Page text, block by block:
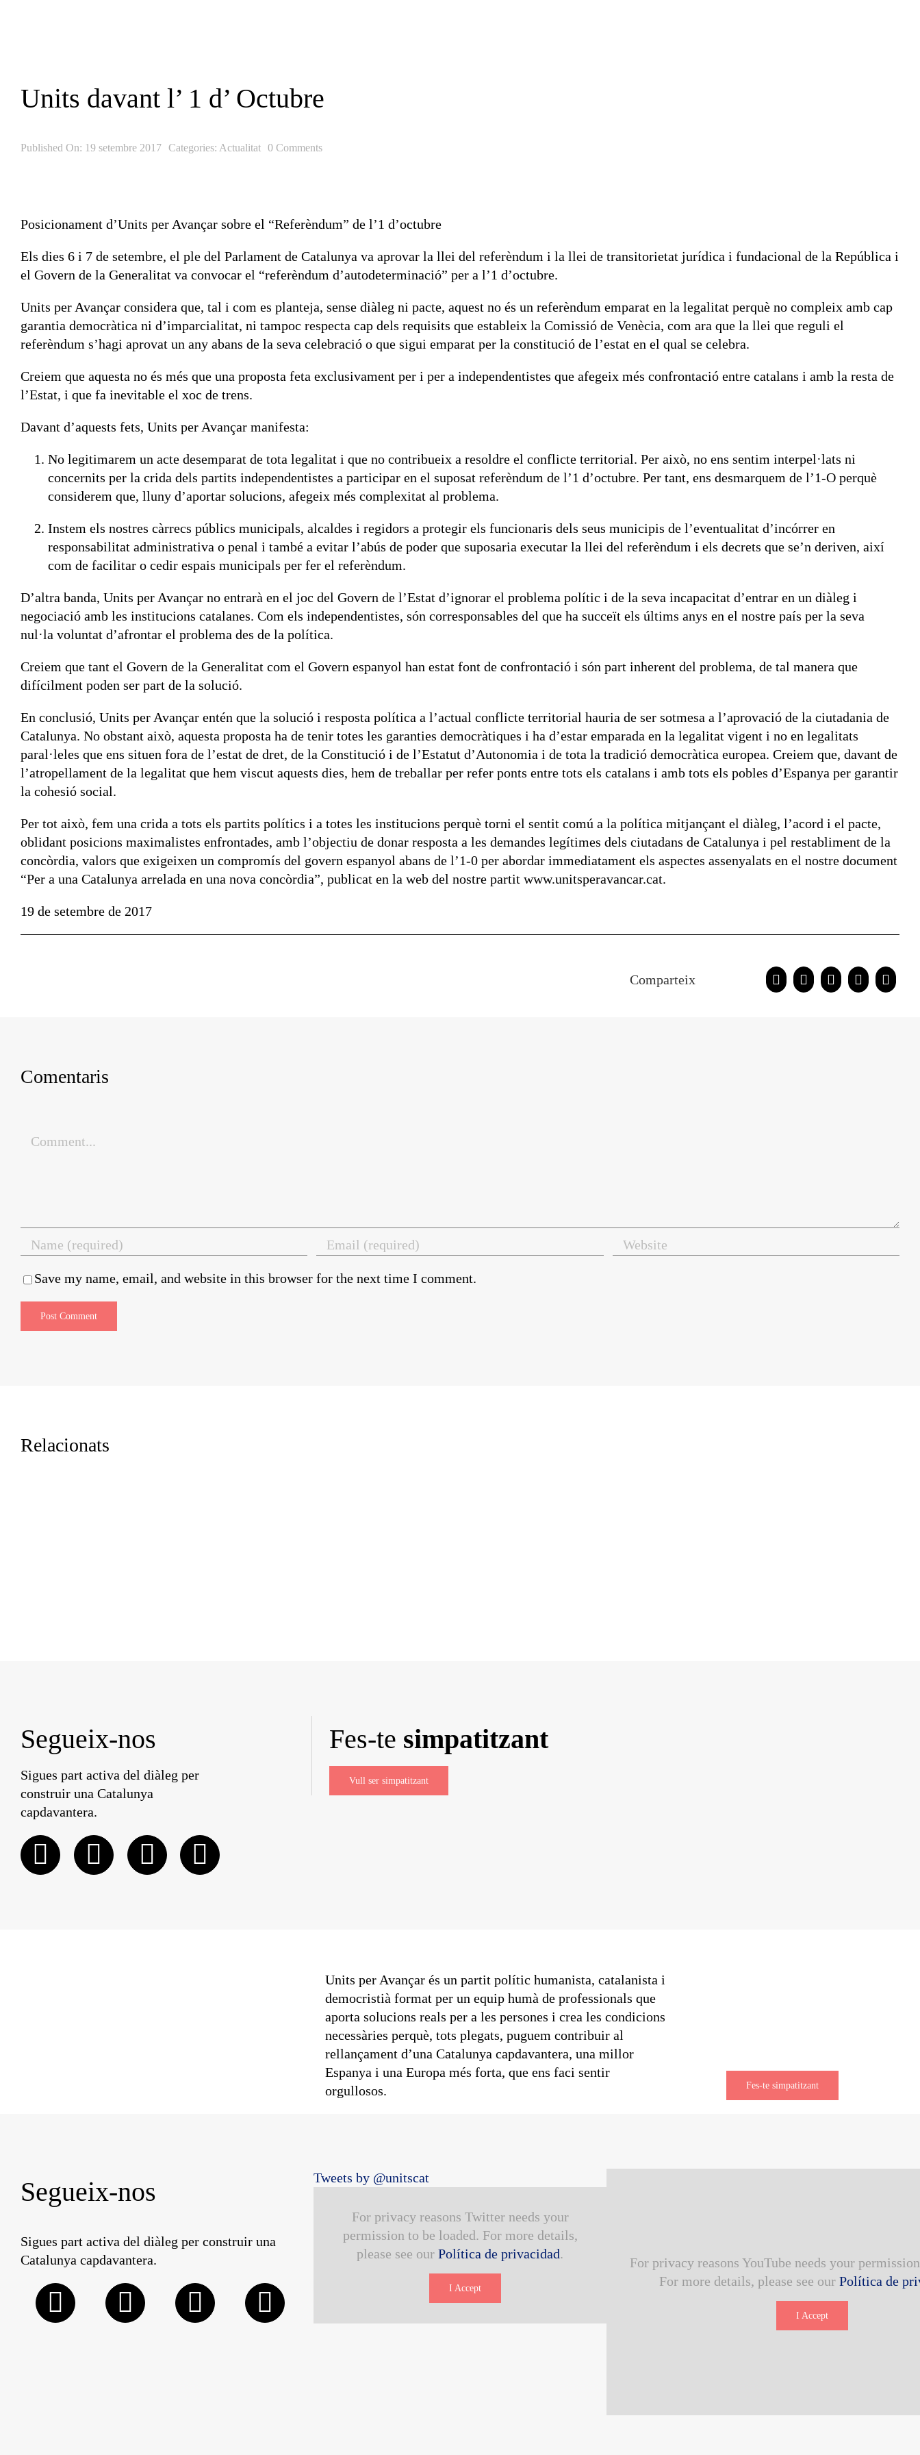
Units davant l’ 1 d’ Octubre
Published On: 19 setembre 2017 Categories: Actualitat 0 Comments
Posicionament d’Units per Avançar sobre el “Referèndum” de l’1 d’octubre
Els dies 6 i 7 de setembre, el ple del Parlament de Catalunya va aprovar la llei del referèndum i la llei de transitorietat jurídica i fundacional de la República i
el Govern de la Generalitat va convocar el “referèndum d’autodeterminació” per a l’1 d’octubre.
Units per Avançar considera que, tal i com es planteja, sense diàleg ni pacte, aquest no és un referèndum emparat en la legalitat perquè no compleix amb cap
garantia democràtica ni d’imparcialitat, ni tampoc respecta cap dels requisits que estableix la Comissió de Venècia, com ara que la llei que reguli el
referèndum s’hagi aprovat un any abans de la seva celebració o que sigui emparat per la constitució de l’estat en el qual se celebra.
Creiem que aquesta no és més que una proposta feta exclusivament per i per a independentistes que afegeix més confrontació entre catalans i amb la resta de
l’Estat, i que fa inevitable el xoc de trens.
Davant d’aquests fets, Units per Avançar manifesta:
No legitimarem un acte desemparat de tota legalitat i que no contribueix a resoldre el conflicte territorial. Per això, no ens sentim interpel·lats ni
concernits per la crida dels partits independentistes a participar en el suposat referèndum de l’1 d’octubre. Per tant, ens desmarquem de l’1-O perquè
considerem que, lluny d’aportar solucions, afegeix més complexitat al problema.
Instem els nostres càrrecs públics municipals, alcaldes i regidors a protegir els funcionaris dels seus municipis de l’eventualitat d’incórrer en
responsabilitat administrativa o penal i també a evitar l’abús de poder que suposaria executar la llei del referèndum i els decrets que se’n deriven, així
com de facilitar o cedir espais municipals per fer el referèndum.
D’altra banda, Units per Avançar no entrarà en el joc del Govern de l’Estat d’ignorar el problema polític i de la seva incapacitat d’entrar en un diàleg i
negociació amb les institucions catalanes. Com els independentistes, són corresponsables del que ha succeït els últims anys en el nostre país per la seva
nul·la voluntat d’afrontar el problema des de la política.
Creiem que tant el Govern de la Generalitat com el Govern espanyol han estat font de confrontació i són part inherent del problema, de tal manera que
difícilment poden ser part de la solució.
En conclusió, Units per Avançar entén que la solució i resposta política a l’actual conflicte territorial hauria de ser sotmesa a l’aprovació de la ciutadania de
Catalunya. No obstant això, aquesta proposta ha de tenir totes les garanties democràtiques i ha d’estar emparada en la legalitat vigent i no en legalitats
paral·leles que ens situen fora de l’estat de dret, de la Constitució i de l’Estatut d’Autonomia i de tota la tradició democràtica europea. Creiem que, davant de
l’atropellament de la legalitat que hem viscut aquests dies, hem de treballar per refer ponts entre tots els catalans i amb tots els pobles d’Espanya per garantir
la cohesió social.
Per tot això, fem una crida a tots els partits polítics i a totes les institucions perquè torni el sentit comú a la política mitjançant el diàleg, l’acord i el pacte,
oblidant posicions maximalistes enfrontades, amb l’objectiu de donar resposta a les demandes legítimes dels ciutadans de Catalunya i pel restabliment de la
concòrdia, valors que exigeixen un compromís del govern espanyol abans de l’1-0 per abordar immediatament els aspectes assenyalats en el nostre document
“Per a una Catalunya arrelada en una nova concòrdia”, publicat en la web del nostre partit www.unitsperavancar.cat.
19 de setembre de 2017
Comparteix
Comentaris
Comment
Save my name, email, and website in this browser for the next time I comment.
Relacionats
Segueix-nos
Sigues part activa del diàleg per
construir una Catalunya
capdavantera.
Fes-te simpatitzant
Vull ser simpatitzant
Units per Avançar és un partit polític humanista, catalanista i
democristià format per un equip humà de professionals que
aporta solucions reals per a les persones i crea les condicions
necessàries perquè, tots plegats, puguem contribuir al
rellançament d’una Catalunya capdavantera, una millor
Espanya i una Europa més forta, que ens faci sentir
orgullosos.
Fes-te simpatitzant
Segueix-nos
Sigues part activa del diàleg per construir una
Catalunya capdavantera.
Tweets by @unitscat
For privacy reasons Twitter needs your
permission to be loaded. For more details,
please see our Política de privacidad.
I Accept
For privacy reasons YouTube needs your
For more details, please see our Política de
I Accept